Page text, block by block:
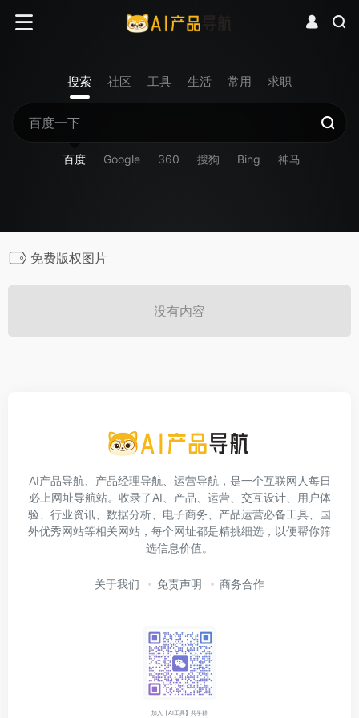
搜索 社区 工具 生活 常用 求职
百度 Google 360 搜狗 Bing 神马
免费版权图片
没有内容
AI产品导航、产品经理导航、运营导航，是一个互联网人每日
必上网址导航站。收录了AI、产品、运营、交互设计、用户体
验、行业资讯、数据分析、电子商务、产品运营必备工具、国
外优秀网站等相关网站，每个网址都是精挑细选，以便帮你筛
选信息价值。
关于我们 免责声明 商务合作
加入【AI工具】共学群